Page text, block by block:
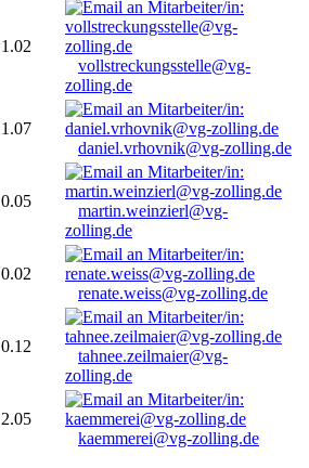
1.02
vollstreckungsstelle@vg-
zolling.de
1.07
daniel.vrhovnik@vg-zolling.de
0.05
martin.weinzierl@vg-
zolling.de
0.02
renate.weiss@vg-zolling.de
0.12
tahnee.zeilmaier@vg-
zolling.de
2.05
kaemmerei@vg-zolling.de